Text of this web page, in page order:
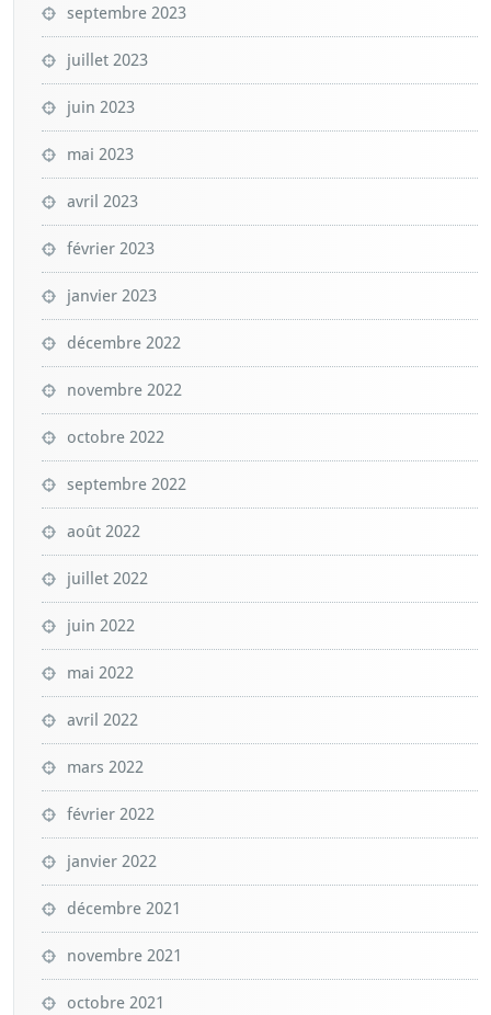
septembre 2023
juillet 2023
juin 2023
mai 2023
avril 2023
février 2023
janvier 2023
décembre 2022
novembre 2022
octobre 2022
septembre 2022
août 2022
juillet 2022
juin 2022
mai 2022
avril 2022
mars 2022
février 2022
janvier 2022
décembre 2021
novembre 2021
octobre 2021